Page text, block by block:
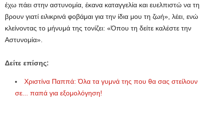
έχω πάει στην αστυνομία, έκανα καταγγελία και ευελπιστώ να τη
βρουν γιατί ειλικρινά φοβάμαι για την ίδια μου τη ζωή», λέει, ενώ
κλείνοντας το μήνυμά της τονίζει: «Όπου τη δείτε καλέστε την
Αστυνομία».
Δείτε επίσης:
Χριστίνα Παππά: Όλα τα γυμνά της που θα σας στείλουν
σε... παπά για εξομολόγηση!